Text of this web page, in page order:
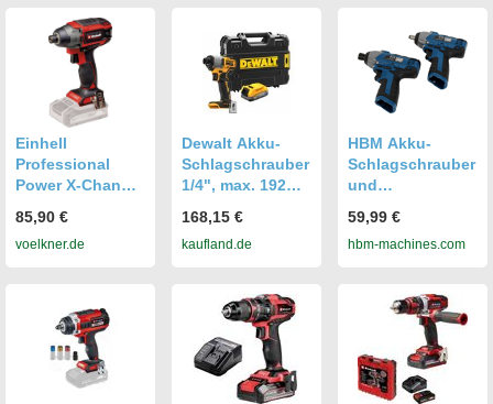
mitgelieferte
Akkus 0 Li-Ion
Einhell
Professional
Power X-Change
BL - Solo
4510085 Akku-
mitgelieferte
Akkus
85,90 €
voelkner.de
Dewalt Akku-
Schlagschrauber
1/4", max. 192
Powerstack Akku
(18 V/1,7 Ah)
168,15 €
kaufland.de
HBM Akku-
Schlagschrauber
und
ndreher 10,8 Volt
1,5 Ah Power10
59,99 €
hbm-machines.com